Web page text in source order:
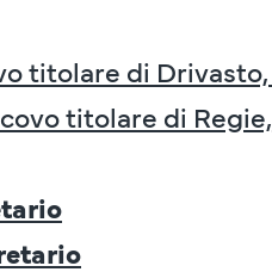
titolare di Drivasto,
titolare di Regie,